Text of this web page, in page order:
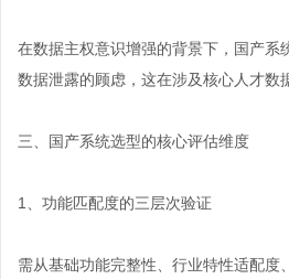
在数据主权意识增强的背景下，国产
数据泄露的顾虑，这在涉及核心人才数
三、国产系统选型的核心评估维度
1、功能匹配度的三层次验证
需从基础功能完整性、行业特性适配